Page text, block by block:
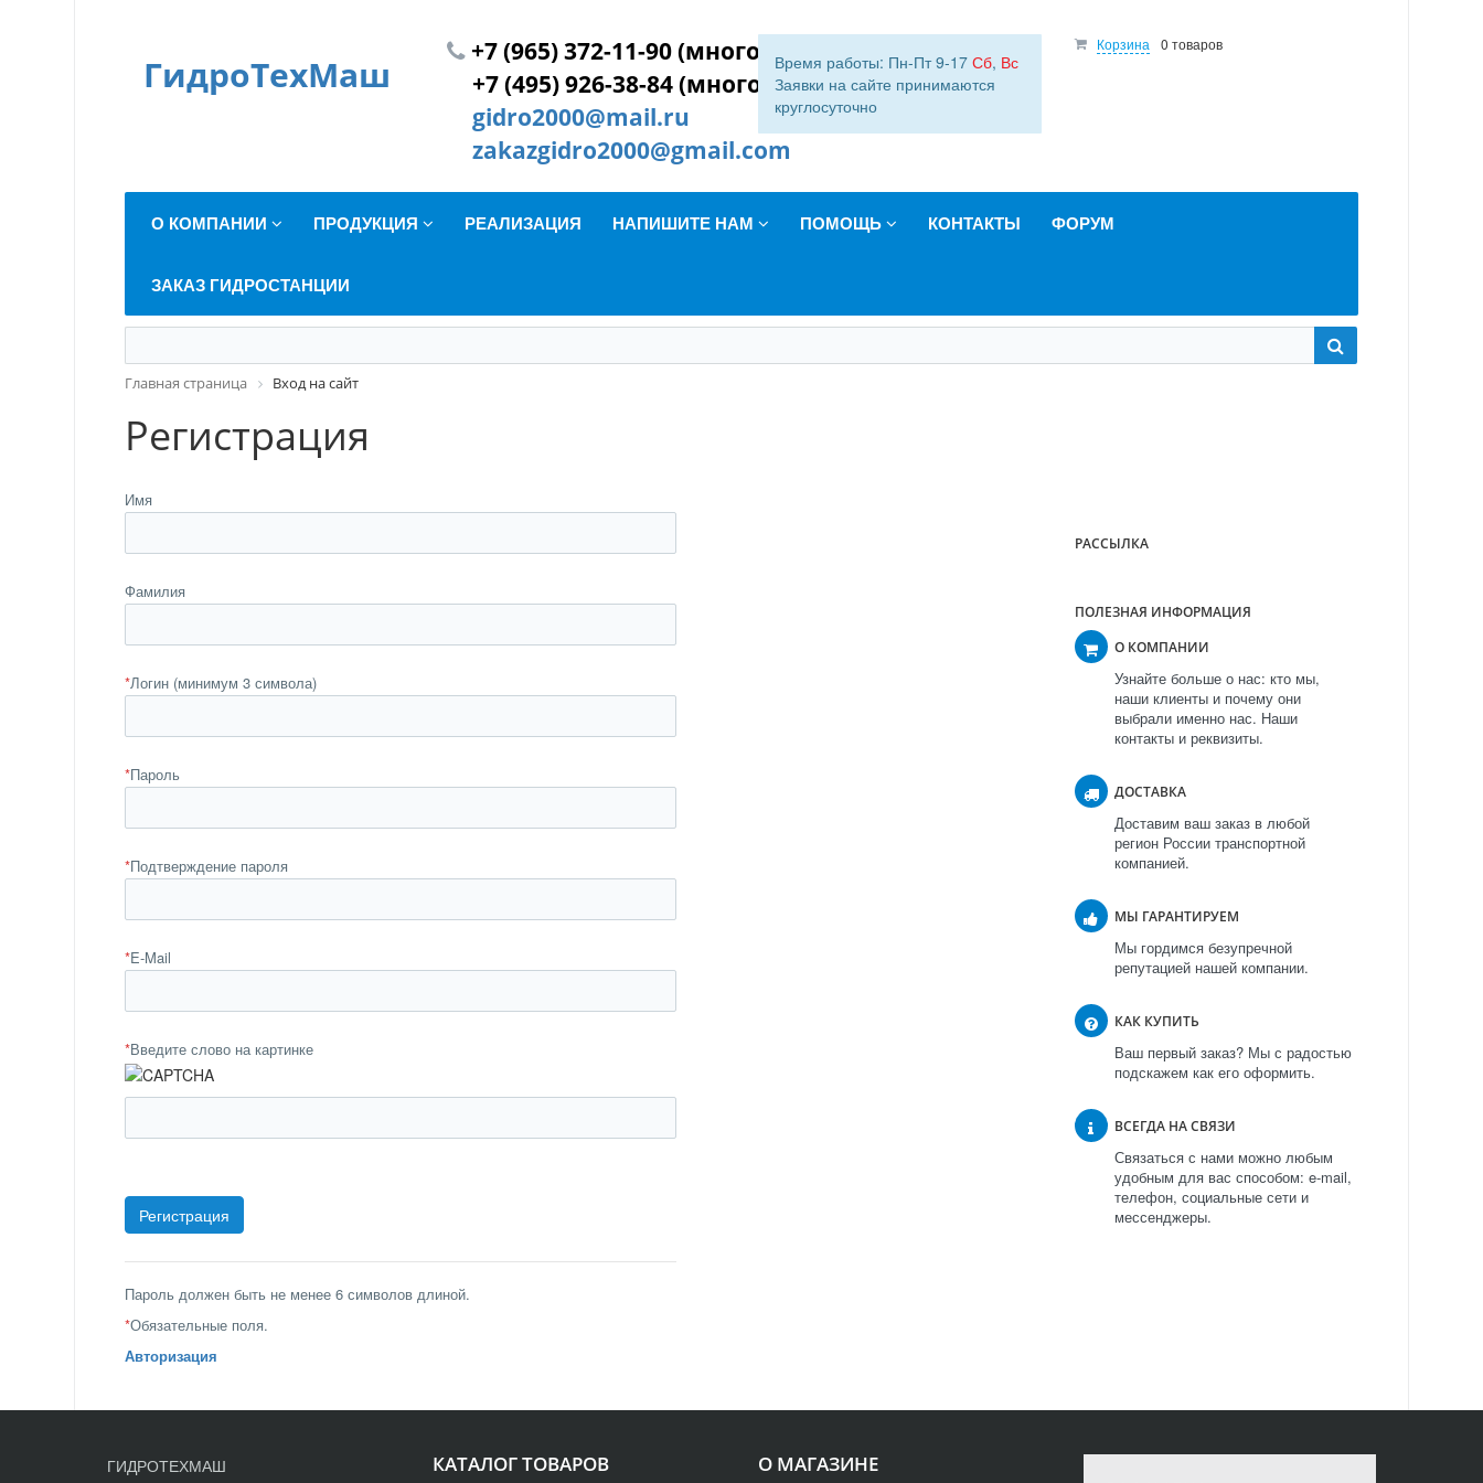
ГидроТехМаш
+7 (965) 372-11-90 (многокан.)
+7 (495) 926-38-84 (многокан.)
gidro2000@mail.ru
zakazgidro2000@gmail.com
Время работы: Пн-Пт 9-17 Сб, Вс
Заявки на сайте принимаются
круглосуточно
Корзина 0 товаров
О КОМПАНИИ ПРОДУКЦИЯ РЕАЛИЗАЦИЯ НАПИШИТЕ НАМ ПОМОЩЬ КОНТАКТЫ ФОРУМ
ЗАКАЗ ГИДРОСТАНЦИИ
Главная страница Вход на сайт
Регистрация
Имя
Фамилия
*Логин (минимум 3 символа)
*Пароль
*Подтверждение пароля
*E-Mail
*Введите слово на картинке
Пароль должен быть не менее 6 символов длиной.
*Обязательные поля.
Авторизация
РАССЫЛКА
ПОЛЕЗНАЯ ИНФОРМАЦИЯ
О КОМПАНИИ
Узнайте больше о нас: кто мы,
наши клиенты и почему они
выбрали именно нас. Наши
контакты и реквизиты.
ДОСТАВКА
Доставим ваш заказ в любой
регион России транспортной
компанией.
МЫ ГАРАНТИРУЕМ
Мы гордимся безупречной
репутацией нашей компании.
КАК КУПИТЬ
Ваш первый заказ? Мы с радостью
подскажем как его оформить.
ВСЕГДА НА СВЯЗИ
Связаться с нами можно любым
удобным для вас способом: e-mail,
телефон, социальные сети и
мессенджеры.
О МАГАЗИНЕ
КАТАЛОГ ТОВАРОВ
ГИДРОТЕХМАШ